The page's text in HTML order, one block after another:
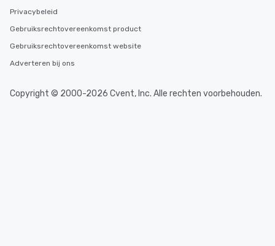
Privacybeleid
Gebruiksrechtovereenkomst product
Gebruiksrechtovereenkomst website
Adverteren bij ons
Copyright © 2000-2026 Cvent, Inc. Alle rechten voorbehouden.